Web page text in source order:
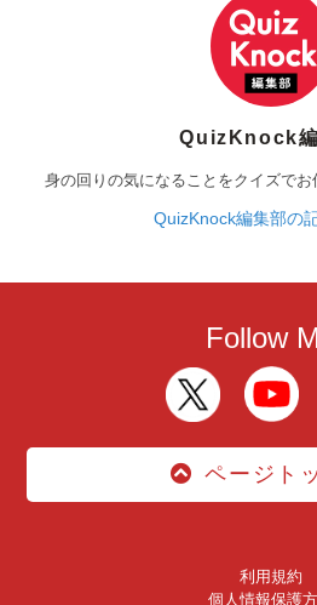
QuizKnock
身の回りの気になることをクイズでお
QuizKnock編集部の
Follow
ページト
利用規約
個人情報保護